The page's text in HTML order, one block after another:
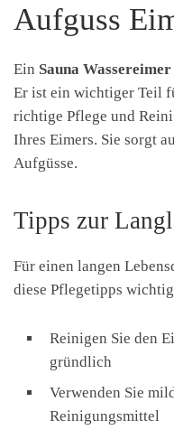
Aufguss
Ein Sauna Wassereimer
Er ist ein wichtiger Teil
richtige Pflege und
Ihres Eimers. Sie sorgt
Aufgüsse.
Tipps zur
Für einen langen
diese Pflegetipps
Reinigen Sie den
gründlich
Verwenden Sie
Reinigungsmittel